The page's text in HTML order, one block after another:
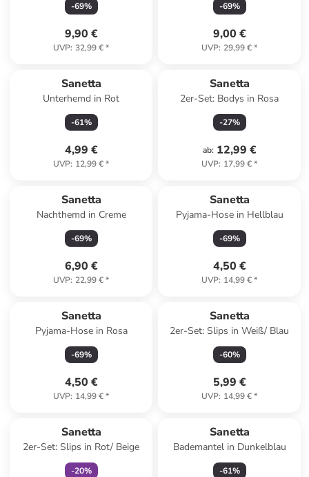
-69%
9,90 €
UVP: 32,99 €*
-69%
9,00 €
UVP: 29,99 €*
Sanetta
Unterhemd in Rot
-61%
4,99 €
UVP: 12,99 €*
Sanetta
2er-Set: Bodys in Rosa
-27%
ab: 12,99 €
UVP: 17,99 €*
Sanetta
Nachthemd in Creme
-69%
6,90 €
UVP: 22,99 €*
Sanetta
Pyjama-Hose in Hellblau
-69%
4,50 €
UVP: 14,99 €*
Sanetta
Pyjama-Hose in Rosa
-69%
4,50 €
UVP: 14,99 €*
Sanetta
2er-Set: Slips in Weiß/ Blau
-60%
5,99 €
UVP: 14,99 €*
Sanetta
2er-Set: Slips in Rot/ Beige
-20%
Sanetta
Bademantel in Dunkelblau
-61%